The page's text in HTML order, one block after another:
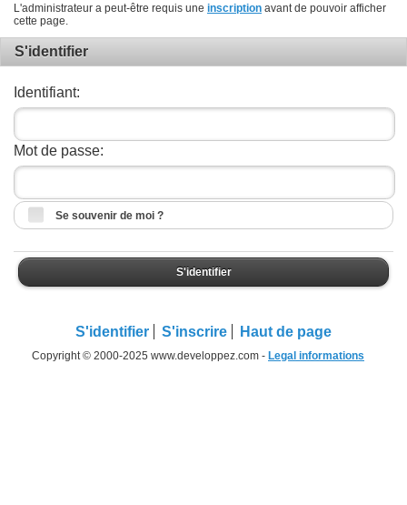
L'administrateur a peut-être requis une inscription avant de pouvoir afficher
cette page.
S'identifier
Identifiant:
Mot de passe:
Se souvenir de moi ?
S'identifier
S'identifier S'inscrire Haut de page
Copyright © 2000-2025 www.developpez.com - Legal informations